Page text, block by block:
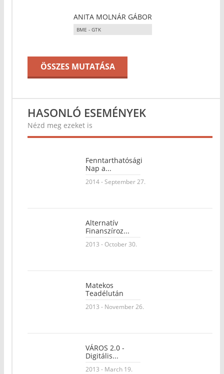
ANITA MOLNÁR GÁBOR
BME - GTK
ÖSSZES MUTATÁSA
HASONLÓ ESEMÉNYEK
Nézd meg ezeket is
Fenntarthatósági
Nap a...
2014 - September 27.
Alternatív
Finanszíroz...
2013 - October 30.
Matekos
Teadélután
2013 - November 26.
VÁROS 2.0 -
Digitális...
2013 - March 19.